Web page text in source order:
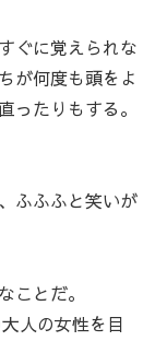
ぐに覚えられな
が何度も頭をよ
ったりもする。
ふふふと笑いが
ことだ。
人の女性を目